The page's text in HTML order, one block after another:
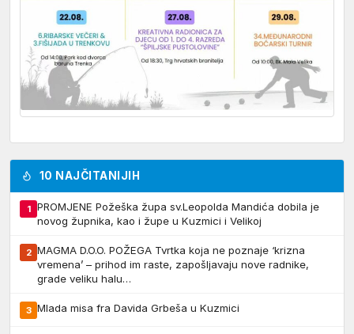
10 NAJČITANIJIH
1
PROMJENE Požeška župa sv.Leopolda Mandića dobila je
novog župnika, kao i župe u Kuzmici i Velikoj
2 MAGMA D.O.O. POŽEGA Tvrtka koja ne poznaje ‘krizna
vremena’ – prihod im raste, zapošljavaju nove radnike,
grade veliku halu…
3 Mlada misa fra Davida Grbeša u Kuzmici